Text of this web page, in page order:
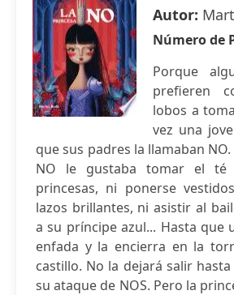
Autor:
Número de
Porque
prefieren
lobos a
vez una
que sus padres la llamaban
NO le gustaba tomar el té
princesas, ni ponerse
lazos brillantes, ni asistir al
a su príncipe azul... Hasta que
enfada y la encierra en la
castillo. No la dejará salir
su ataque de NOS. Pero la